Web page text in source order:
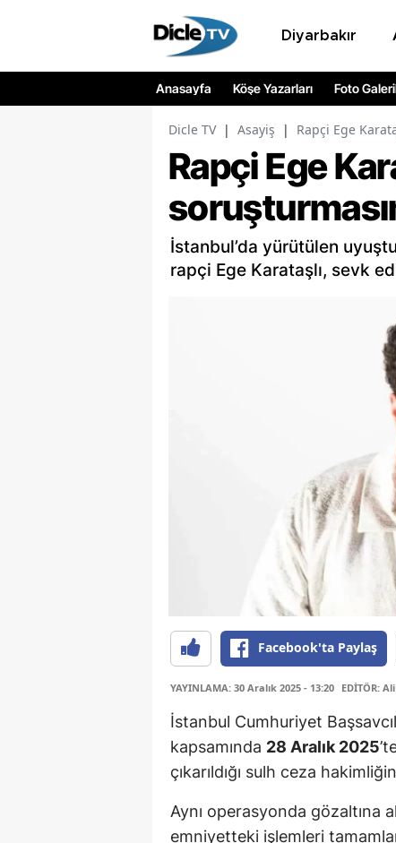
Diyarbakır
Anasayfa Köşe Yazarları Foto
Dicle TV | Asayiş | Rapçi Ege
Rapçi Ege
İstanbul’da yürütülen
rapçi Ege Karataşlı, sevk
Facebook'ta Paylaş
YAYINLAMA: 30 Aralık 2025 - 13:20 EDİTÖR:
İstanbul Cumhuriyet
kapsamında 28 Aralık 2025
çıkarıldığı sulh ceza
Aynı operasyonda gözaltına
emniyetteki işlemleri